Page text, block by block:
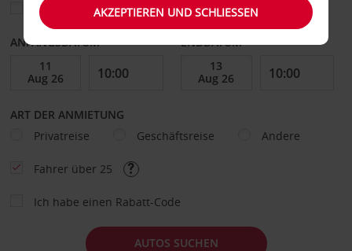
Eine andere Rückgabestation auswählen
ANFANGSDATUM ENDDATUM
ART DER ANMIETUNG
Privatreise
Geschäftsreise Andere
Fahrer über 25
Ich habe einen Rabatt-Code
AUTOS SUCHEN
AKZEPTIEREN UND SCHLIESSEN